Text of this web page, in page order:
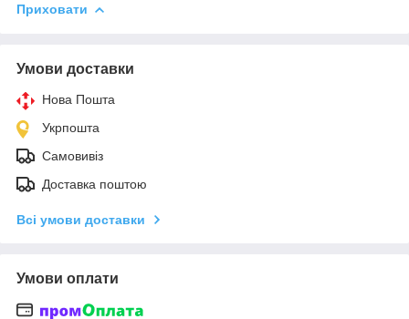
Приховати
Умови доставки
Нова Пошта
Укрпошта
Самовивіз
Доставка поштою
Всі умови доставки
Умови оплати